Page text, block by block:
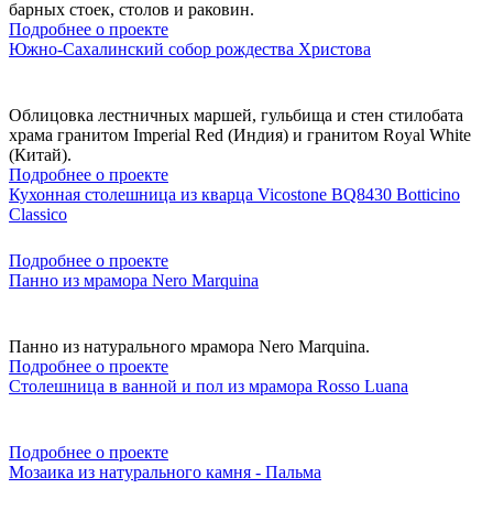
барных стоек, столов и раковин.
Подробнее о проекте
Южно-Сахалинский собор рождества Христова
Облицовка лестничных маршей, гульбища и стен стилобата
храма гранитом Imperial Red (Индия) и гранитом Royal White
(Китай).
Подробнее о проекте
Кухонная столешница из кварца Vicostone BQ8430 Botticino
Classico
Подробнее о проекте
Панно из мрамора Nero Marquina
Панно из натурального мрамора Nero Marquina.
Подробнее о проекте
Столешница в ванной и пол из мрамора Rosso Luana
Подробнее о проекте
Мозаика из натурального камня - Пальма